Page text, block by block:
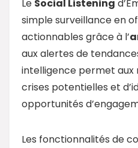
Le Social Listening
simple surveillance en
actionnables grâce à l’
aux alertes de
intelligence permet aux
crises potentielles et
opportunités
Les fonctionnalités de